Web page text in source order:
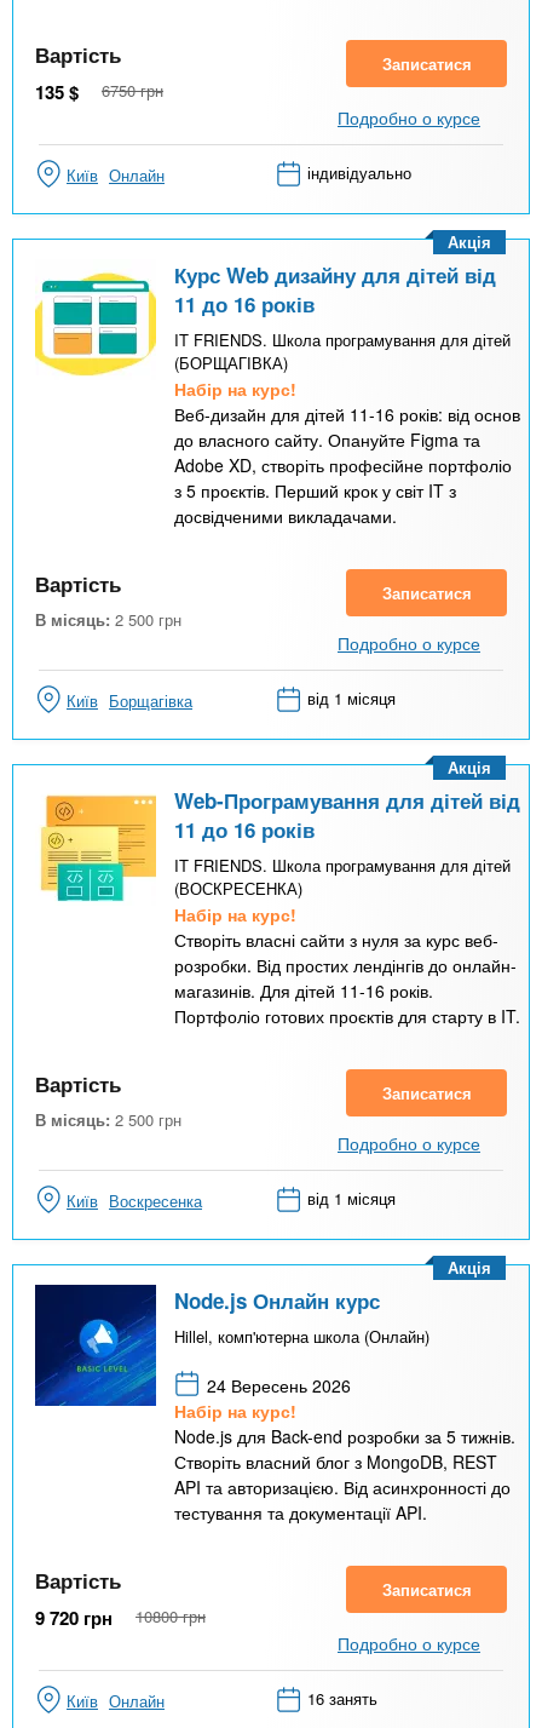
Вартість
135$ 6750 грн
Записатися
Подробно о курсе
Київ Онлайн індивідуально
Курс Web дизайну для дітей від
11 до 16 років
IT FRIENDS. Школа програмування для дітей
(БОРЩАГІВКА)
Набір на курс!
Веб-дизайн для дітей 11-16 років: від основ
до власного сайту. Опануйте Figma та
Adobe XD, створіть професійне портфоліо
з 5 проєктів. Перший крок у світ IT з
досвідченими викладачами.
Акція
Вартість
В місяць: 2 500 грн
Записатися
Подробно о курсе
Київ Борщагівка від 1 місяця
Web-Програмування для дітей від
11 до 16 років
IT FRIENDS. Школа програмування для дітей
(ВОСКРЕСЕНКА)
Набір на курс!
Створіть власні сайти з нуля за курс веб-
розробки. Від простих лендінгів до онлайн-
магазинів. Для дітей 11-16 років.
Портфоліо готових проєктів для старту в IT.
Акція
Вартість
В місяць: 2 500 грн
Записатися
Подробно о курсе
Київ Воскресенка від 1 місяця
Node.js Онлайн курс
Hillel, комп'ютерна школа (Онлайн)
24 Вересень 2026
Набір на курс!
Node.js для Back-end розробки за 5 тижнів.
Створіть власний блог з MongoDB, REST
API та авторизацією. Від асинхронності до
тестування та документації API.
Акція
Вартість
9 720 грн 10800 грн
Записатися
Подробно о курсе
Київ Онлайн 16 занять